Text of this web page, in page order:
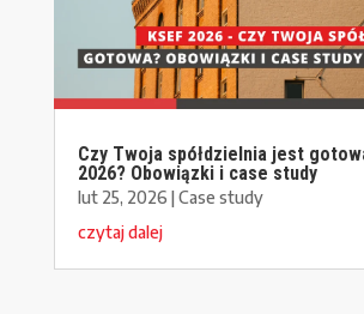
Czy Twoja spółdzielnia jest
2026? Obowiązki i case study
lut 25, 2026 |Case study
czytaj dalej